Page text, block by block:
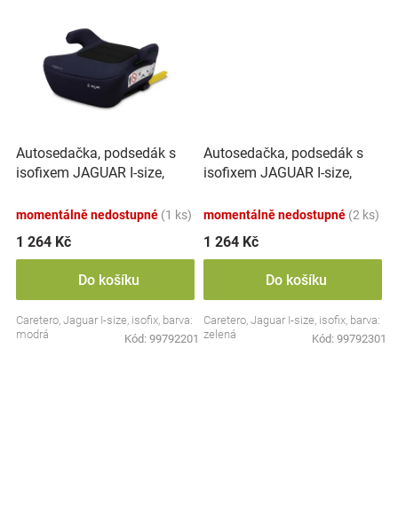
Hračkářství
Přihlášení
Autosedačka, podsedák s
isofixem JAGUAR I-size,
momentálně nedostupné (1 ks)
1 264 Kč
Do košíku
Caretero, Jaguar I-size, isofix, barva:
modrá
Kód: 99792201
Autosedačka, podsedák s
isofixem JAGUAR I-size,
momentálně nedostupné (2 ks)
1 264 Kč
Do košíku
Caretero, Jaguar I-size, isofix, barva:
zelená
Kód: 99792301